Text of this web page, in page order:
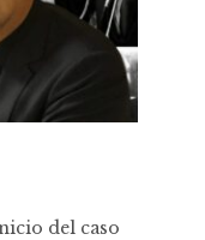
del caso